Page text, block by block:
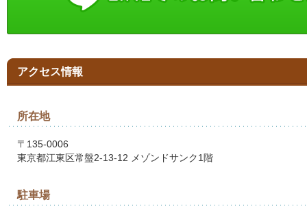
アクセス情報
所在地
〒135-0006
東京都江東区常盤2-13-12 メゾンドサンク1階
駐車場